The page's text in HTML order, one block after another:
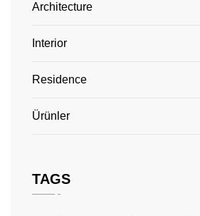
Architecture
Interior
Residence
Ürünler
TAGS